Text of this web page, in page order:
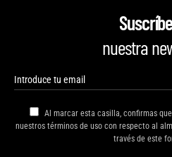
nuestra
Al marcar esta casilla, confirmas
nuestros términos de uso con respecto al
través de este